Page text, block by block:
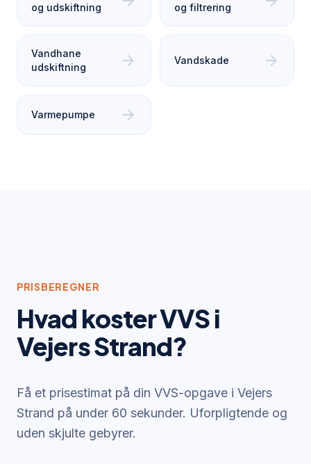
og udskiftning og filtrering
Vandhane
udskiftning
arrow_forward Vandskade arrow_forward
Varmepumpe arrow_forward
PRISBEREGNER
Hvad koster VVS i
Vejers Strand?
Få et prisestimat på din VVS-opgave i Vejers
Strand på under 60 sekunder. Uforpligtende og
uden skjulte gebyrer.